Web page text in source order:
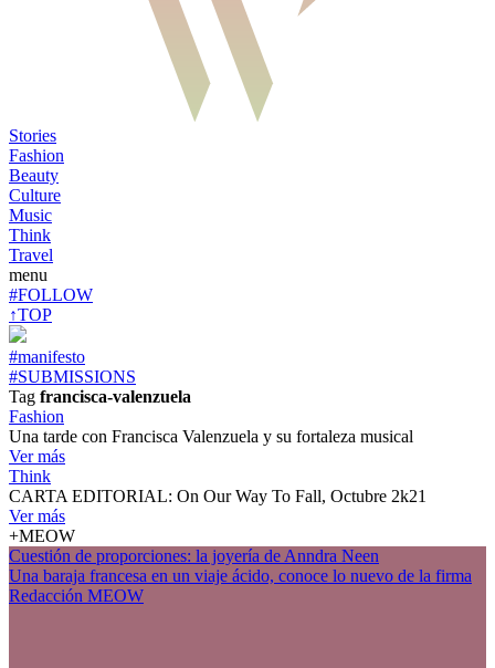
Stories
Fashion
Beauty
Culture
Music
Think
Travel
menu
#FOLLOW
↑TOP
#manifesto
#SUBMISSIONS
Tag francisca-valenzuela
Fashion
Una tarde con Francisca Valenzuela y su fortaleza musical
Ver más
Think
CARTA EDITORIAL: On Our Way To Fall, Octubre 2k21
Ver más
+MEOW
Cuestión de proporciones: la joyería de Anndra Neen
Una baraja francesa en un viaje ácido, conoce lo nuevo de la firma
Redacción MEOW